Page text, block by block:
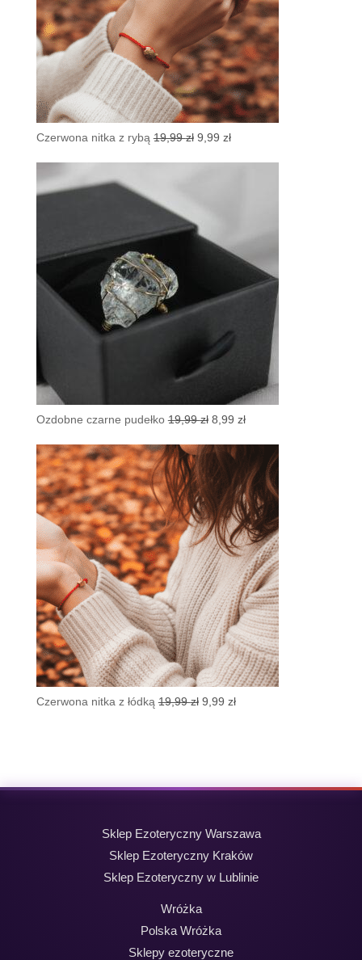
Czerwona nitka z rybą 19,99zł Pierwotna
9,99 złAktualna
Ozdobne czarne pudełko 19,99zł Pierwotna
wynosiła:
19,99 zł.
8,99 złAktualna
wynosi:
8,99 zł.
Czerwona nitka z łódką 19,99zł Pierwotna
9,99 złAktualna
Sklep Ezoteryczny Warszawa
Sklep Ezoteryczny Kraków
Sklep Ezoteryczny w Lublinie
Wróżka
Polska Wróżka
Sklepy ezoteryczne